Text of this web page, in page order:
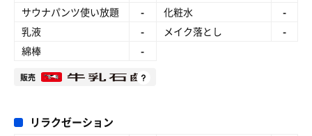
サウナパンツ使い放題
- 化粧水
-
乳液
- メイク落とし
-
綿棒
-
販売
リラクゼーション